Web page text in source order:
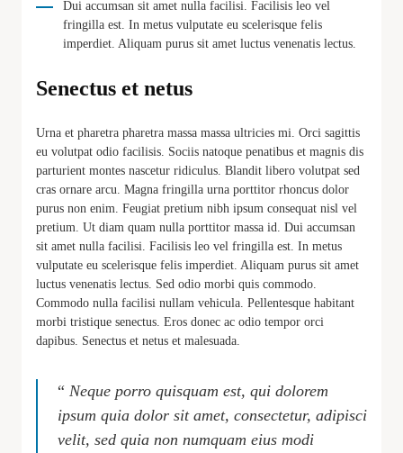
Dui accumsan sit amet nulla facilisi. Facilisis leo vel
fringilla est. In metus vulputate eu scelerisque felis
imperdiet. Aliquam purus sit amet luctus venenatis lectus.
Senectus et netus
Urna et pharetra pharetra massa massa ultricies mi. Orci sagittis
eu volutpat odio facilisis. Sociis natoque penatibus et magnis dis
parturient montes nascetur ridiculus. Blandit libero volutpat sed
cras ornare arcu. Magna fringilla urna porttitor rhoncus dolor
purus non enim. Feugiat pretium nibh ipsum consequat nisl vel
pretium. Ut diam quam nulla porttitor massa id. Dui accumsan
sit amet nulla facilisi. Facilisis leo vel fringilla est. In metus
vulputate eu scelerisque felis imperdiet. Aliquam purus sit amet
luctus venenatis lectus. Sed odio morbi quis commodo.
Commodo nulla facilisi nullam vehicula. Pellentesque habitant
morbi tristique senectus. Eros donec ac odio tempor orci
dapibus. Senectus et netus et malesuada.
“ Neque porro quisquam est, qui dolorem
ipsum quia dolor sit amet, consectetur, adipisci
velit, sed quia non numquam eius modi